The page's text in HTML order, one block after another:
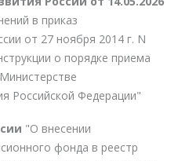
в приказ
от 27 ноября 2014 г. N
о порядке приема
Российской Федерации"
"О внесении
фонда в реестр